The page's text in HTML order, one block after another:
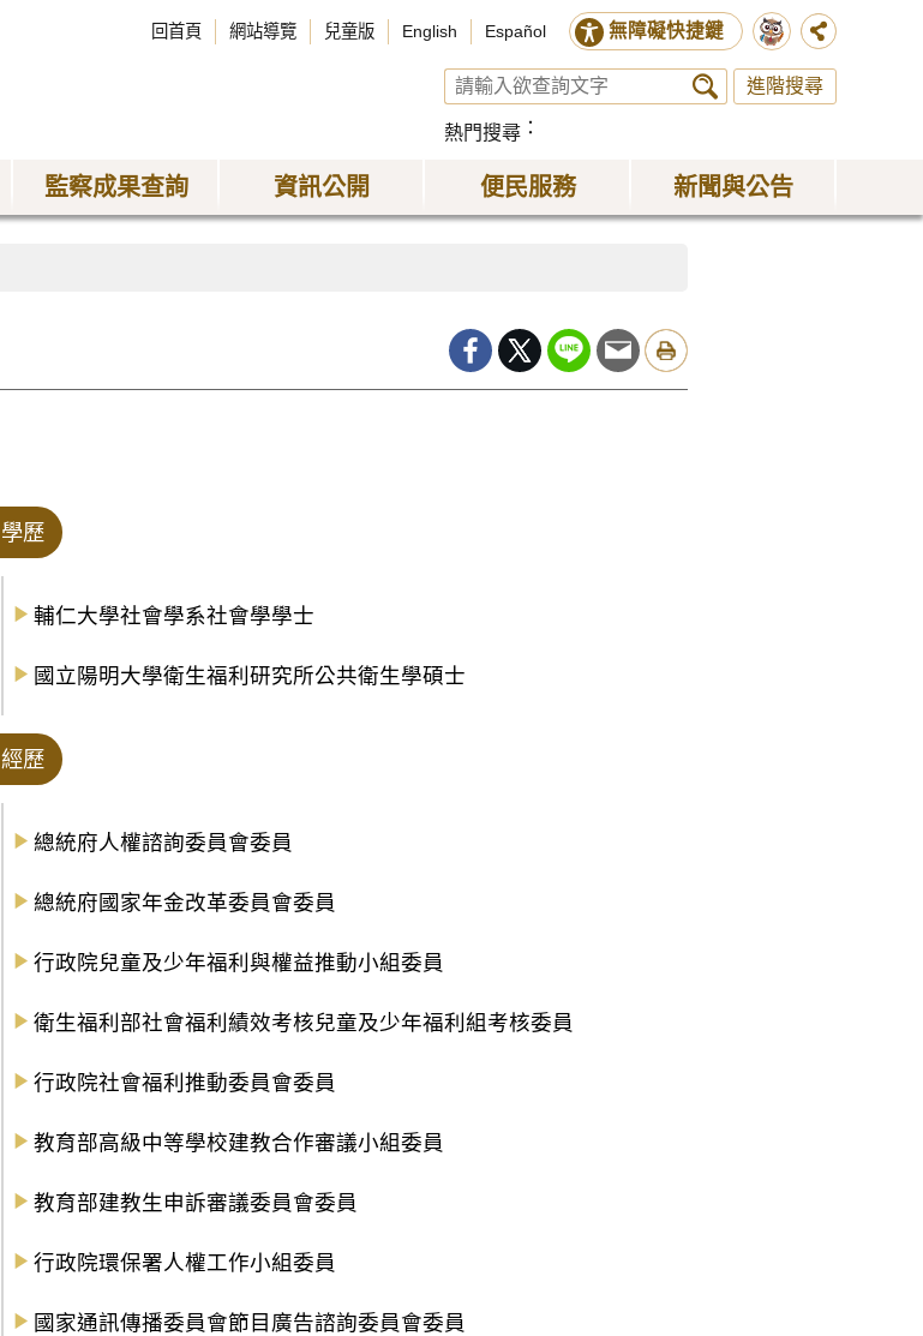
回首頁 網站導覽 兒童版 English Español 無障礙快捷鍵
進階搜尋
熱門搜尋
監察成果查詢 資訊公開 便民服務 新聞與公告
學歷
輔仁大學社會學系社會學學士
國立陽明大學衛生福利研究所公共衛生學碩士
經歷
總統府人權諮詢委員會委員
總統府國家年金改革委員會委員
行政院兒童及少年福利與權益推動小組委員
衛生福利部社會福利績效考核兒童及少年福利組考核委員
行政院社會福利推動委員會委員
教育部高級中等學校建教合作審議小組委員
教育部建教生申訴審議委員會委員
行政院環保署人權工作小組委員
國家通訊傳播委員會節目廣告諮詢委員會委員